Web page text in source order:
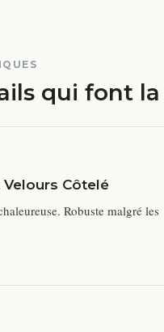
qui font
Côtelé
Robuste malgré les